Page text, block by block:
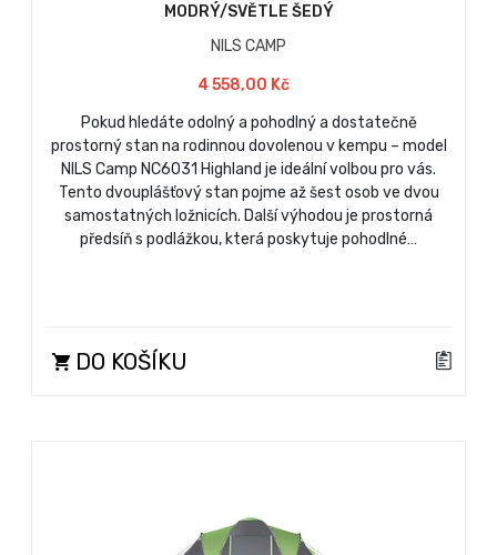
MODRÝ/SVĚTLE ŠEDÝ
NILS CAMP
4 558,00 Kč
Pokud hledáte odolný a pohodlný a dostatečně
prostorný stan na rodinnou dovolenou v kempu – model
NILS Camp NC6031 Highland je ideální volbou pro vás.
Tento dvouplášťový stan pojme až šest osob ve dvou
samostatných ložnicích. Další výhodou je prostorná
předsíň s podlážkou, která poskytuje pohodlné…
DO KOŠÍKU